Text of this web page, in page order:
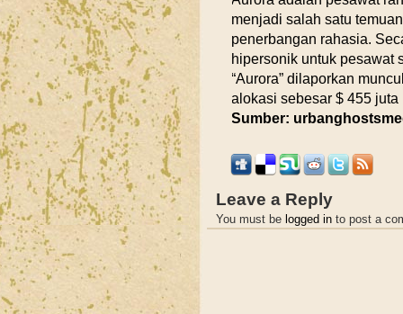
menjadi salah satu
penerbangan rahasia.
hipersonik untuk pesawat
“Aurora” dilaporkan
alokasi sebesar $ 455 juta
Sumber:
Leave a Reply
You must be logged in to post a